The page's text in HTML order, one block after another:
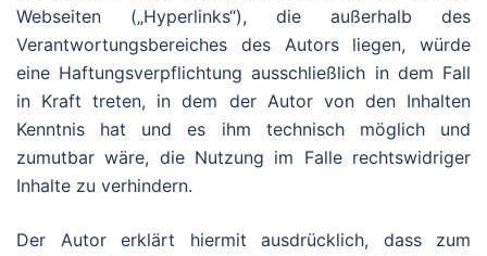
Webseiten („Hyperlinks“), die außerhalb des
Verantwortungsbereiches des Autors liegen, würde
eine Haftungsverpflichtung ausschließlich in dem Fall
in Kraft treten, in dem der Autor von den Inhalten
Kenntnis hat und es ihm technisch möglich und
zumutbar wäre, die Nutzung im Falle rechtswidriger
Inhalte zu verhindern.
Der Autor erklärt hiermit ausdrücklich, dass zum